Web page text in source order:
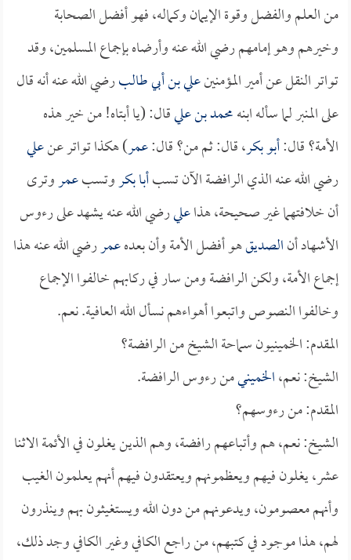
من العلم والفضل وقوة الإيمان وكماله، فهو أفضل الصحابة
وخيرهم وهو إمامهم رضي الله عنه وأرضاه بإجماع المسلمين، وقد
تواتر النقل عن أمير المؤمنينعلي بن أبي طالبرضي الله عنه أنه قال
على المنبر لما سأله ابنهمحمد بن عليقال: (يا أبتاه! من خير هذه
الأمة؟ قال:أبو بكر، قال: ثم من؟ قال:عمر) هكذا تواتر عنعلي
رضي الله عنه الذي الرافضة الآن تسبأبا بكروتسبعمروترى
أن خلافتهما غير صحيحة، هذاعليرضي الله عنه يشهد على رءوس
الأشهاد أنالصديقهو أفضل الأمة وأن بعدهعمررضي الله عنه هذا
إجماع الأمة، ولكن الرافضة ومن سار في ركابهم خالفوا الإجماع
وخالفوا النصوص واتبعوا أهواءهم نسأل الله العافية. نعم.
المقدم: الخمينيون سماحة الشيخ من الرافضة؟
الشيخ: نعم،الخمينيمن رءوس الرافضة.
المقدم: من رءوسهم؟
الشيخ: نعم، هم وأتباعهم رافضة، وهم الذين يغلون في الأئمة الاثنا
عشر، يغلون فيهم ويعظمونهم ويعتقدون فيهم أنهم يعلمون الغيب
وأنهم معصومون، ويدعونهم من دون الله ويستغيثون بهم وينذرون
لهم، هذا موجود في كتبهم، من راجع الكافي وغير الكافي وجد ذلك،